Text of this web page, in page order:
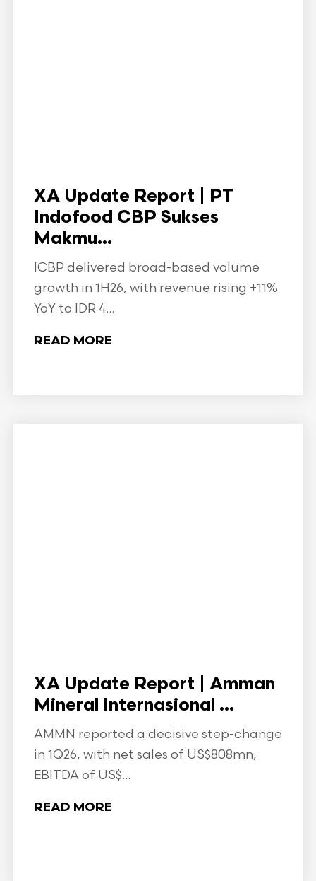
XA Update Report | PT
Indofood CBP Sukses
Makmu...
ICBP delivered broad-based volume
growth in 1H26, with revenue rising +11%
YoY to IDR 4...
READ MORE
XA Update Report | Amman
Mineral Internasional ...
AMMN reported a decisive step-change
in 1Q26, with net sales of US$808mn,
EBITDA of US$...
READ MORE